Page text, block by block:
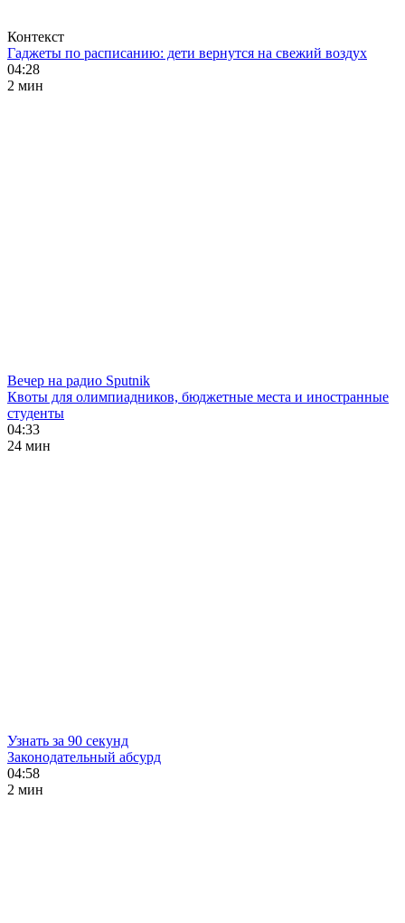
Контекст
Гаджеты по расписанию: дети вернутся на свежий воздух
04:28
2 мин
Вечер на радио Sputnik
Квоты для олимпиадников, бюджетные места и иностранные
студенты
04:33
24 мин
Узнать за 90 секунд
Законодательный абсурд
04:58
2 мин